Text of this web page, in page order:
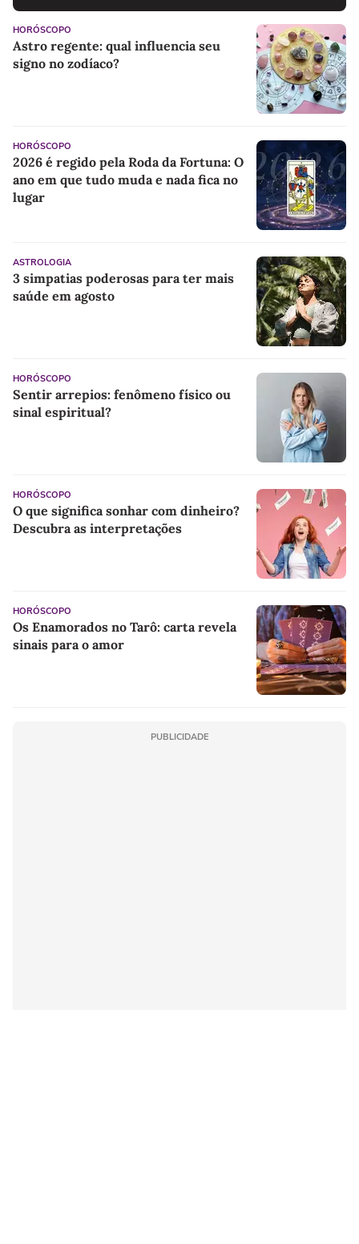
HORÓSCOPO
Astro regente: qual influencia seu
signo no zodíaco?
HORÓSCOPO
2026 é regido pela Roda da Fortuna: O
ano em que tudo muda e nada fica no
lugar
ASTROLOGIA
3 simpatias poderosas para ter mais
saúde em agosto
HORÓSCOPO
Sentir arrepios: fenômeno físico ou
sinal espiritual?
HORÓSCOPO
O que significa sonhar com dinheiro?
Descubra as interpretações
HORÓSCOPO
Os Enamorados no Tarô: carta revela
sinais para o amor
PUBLICIDADE